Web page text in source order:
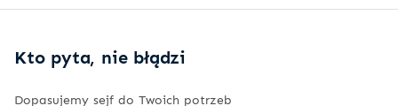
Kto pyta, nie błądzi
Dopasujemy sejf do Twoich potrzeb